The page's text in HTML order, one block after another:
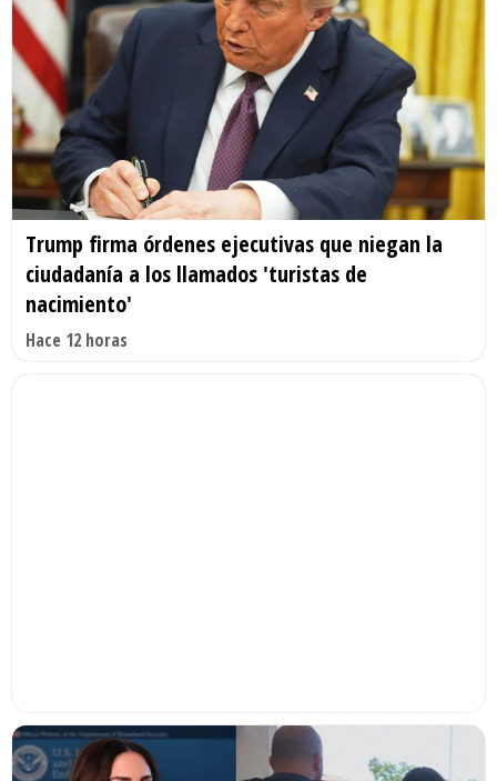
Trump firma órdenes ejecutivas que niegan la
ciudadanía a los llamados 'turistas de
nacimiento'
Hace 12 horas